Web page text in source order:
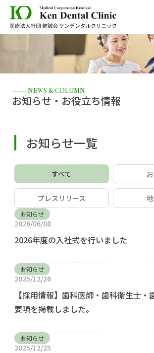
NEWS & COLUMN
お知らせ・お役立ち情報
お知らせ一覧
すべて
プレスリリース
お知らせ
2026/06/08
2026年度の入社式を行いました
お知らせ
2025/12/26
【採用情報】歯科医師・歯科衛生士・
要項を掲載しました。
お知らせ
2025/12/25